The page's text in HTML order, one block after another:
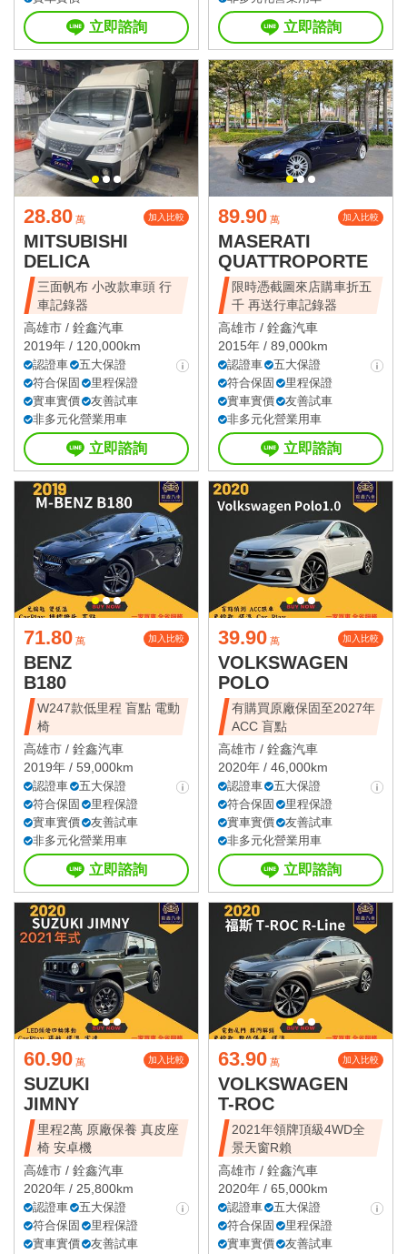
立即諮詢 立即諮詢
28.80 萬 加入比較
MITSUBISHI
DELICA
三面帆布 小改款車頭 行
車記錄器
高雄市 / 銓鑫汽車
2019年 / 120,000km
認證車
五大保證
符合保固
里程保證
實車實價
友善試車
非多元化營業用車
立即諮詢
89.90 萬 加入比較
MASERATI
QUATTROPORTE
限時憑截圖來店購車折五
千 再送行車記錄器
高雄市 / 銓鑫汽車
2015年 / 89,000km
認證車
五大保證
符合保固
里程保證
實車實價
友善試車
非多元化營業用車
立即諮詢
71.80 萬 加入比較
BENZ
B180
W247款低里程 盲點 電動
椅
高雄市 / 銓鑫汽車
2019年 / 59,000km
認證車
五大保證
符合保固
里程保證
實車實價
友善試車
非多元化營業用車
立即諮詢
39.90 萬 加入比較
VOLKSWAGEN
POLO
有購買原廠保固至2027年
ACC 盲點
高雄市 / 銓鑫汽車
2020年 / 46,000km
認證車
五大保證
符合保固
里程保證
實車實價
友善試車
非多元化營業用車
立即諮詢
60.90 萬 加入比較
SUZUKI
JIMNY
里程2萬 原廠保養 真皮座
椅 安卓機
高雄市 / 銓鑫汽車
2020年 / 25,800km
認證車
五大保證
符合保固
里程保證
實車實價
友善試車
63.90 萬 加入比較
VOLKSWAGEN
T-ROC
2021年領牌頂級4WD全
景天窗R賴
高雄市 / 銓鑫汽車
2020年 / 65,000km
認證車
五大保證
符合保固
里程保證
實車實價
友善試車